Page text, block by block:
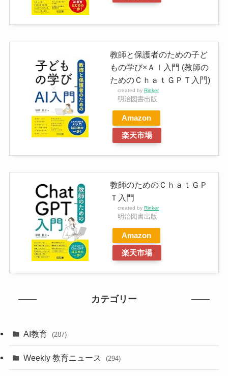
教師と保護者のための子ど
もの学び×ＡＩ入門 (教師の
ためのＣｈａｔＧＰＴ入門)
created by Rinker
明治図書出版
Amazon
楽天市場
教師のためのＣｈａｔＧＰ
Ｔ入門
created by Rinker
明治図書出版
Amazon
楽天市場
カテゴリー
AI教育 (287)
Weekly 教育ニュース (294)